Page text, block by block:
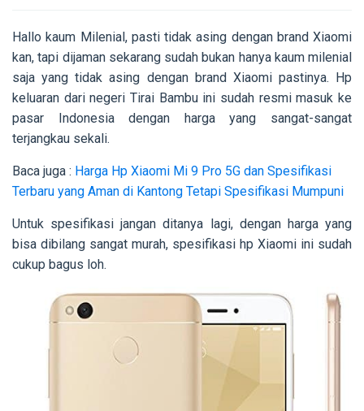
Hallo kaum Milenial, pasti tidak asing dengan brand Xiaomi
kan, tapi dijaman sekarang sudah bukan hanya kaum milenial
saja yang tidak asing dengan brand Xiaomi pastinya. Hp
keluaran dari negeri Tirai Bambu ini sudah resmi masuk ke
pasar Indonesia dengan harga yang sangat-sangat
terjangkau sekali.
Baca juga : Harga Hp Xiaomi Mi 9 Pro 5G dan Spesifikasi
Terbaru yang Aman di Kantong Tetapi Spesifikasi Mumpuni
Untuk spesifikasi jangan ditanya lagi, dengan harga yang
bisa dibilang sangat murah, spesifikasi hp Xiaomi ini sudah
cukup bagus loh.